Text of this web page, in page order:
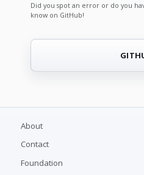
Did you spot an error or do you
know on GitHub!
About
Contact
Foundation